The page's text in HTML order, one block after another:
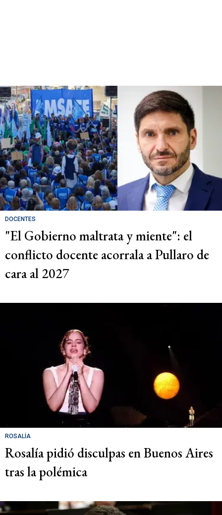
DOCENTES
"El Gobierno maltrata y miente": el
conflicto docente acorrala a Pullaro de
cara al 2027
ROSALÍA
Rosalía pidió disculpas en Buenos Aires
tras la polémica